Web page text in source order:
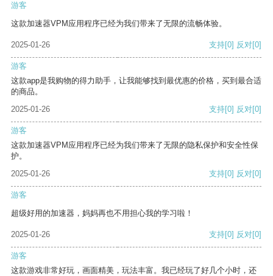
游客
这款加速器VPM应用程序已经为我们带来了无限的流畅体验。
2025-01-26 支持[0] 反对[0]
游客
这款app是我购物的得力助手，让我能够找到最优惠的价格，买到最合适
的商品。
2025-01-26
支持[0] 反对[0]
游客
这款加速器VPM应用程序已经为我们带来了无限的隐私保护和安全性保
护。
2025-01-26
支持[0] 反对[0]
游客
超级好用的加速器，妈妈再也不用担心我的学习啦！
2025-01-26 支持[0] 反对[0]
游客
这款游戏非常好玩，画面精美，玩法丰富。我已经玩了好几个小时，还